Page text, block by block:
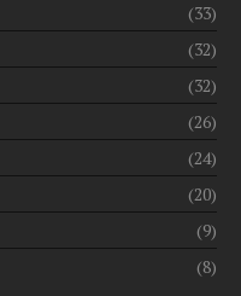
(33)
(32)
(32)
(26)
(24)
(20)
(9)
(8)